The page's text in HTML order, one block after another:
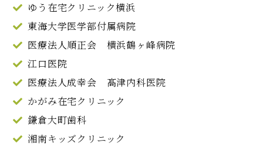
ゆう在宅クリニック横浜
東海大学医学部付属病院
医療法人順正会 横浜鶴ヶ峰病院
江口医院
医療法人成幸会 髙津内科医院
かがみ在宅クリニック
鎌倉大町歯科
湘南キッズクリニック